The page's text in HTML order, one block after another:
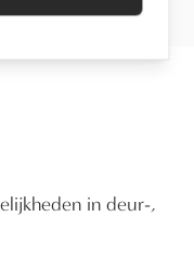
in deur-,